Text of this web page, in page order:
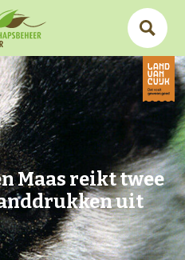
Maas reikt twee
uit